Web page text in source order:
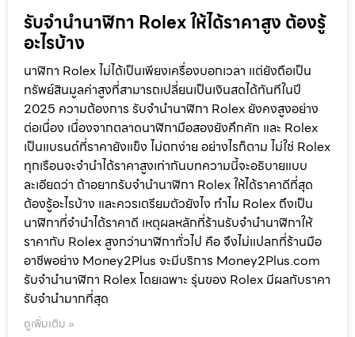
รับจำนำนาฬิกา Rolex ให้ได้ราคาสูง ต้องรู้
อะไรบ้าง
นาฬิกา Rolex ไม่ได้เป็นเพียงเครื่องบอกเวลา แต่ยังถือเป็น
ทรัพย์สินมูลค่าสูงที่สามารถเปลี่ยนเป็นเงินสดได้ทันทีในปี
2025 ความต้องการ รับจำนำนาฬิกา Rolex ยังคงสูงอย่าง
ต่อเนื่อง เนื่องจากตลาดนาฬิกามือสองยังคึกคัก และ Rolex
เป็นแบรนด์ที่ราคายังแข็ง ไม่ตกง่าย อย่างไรก็ตาม ไม่ใช่ Rolex
ทุกเรือนจะจำนำได้ราคาสูงเท่ากันบทความนี้จะอธิบายแบบ
ละเอียดว่า ถ้าอยากรับจำนำนาฬิกา Rolex ให้ได้ราคาดีที่สุด
ต้องรู้อะไรบ้าง และควรเตรียมตัวยังไง ทำไม Rolex ถึงเป็น
นาฬิกาที่จำนำได้ราคาดี เหตุผลหลักที่ร้านรับจำนำนาฬิกาให้
ราคากับ Rolex สูงกว่านาฬิกาทั่วไป คือ จึงไม่แปลกที่ร้านมือ
อาชีพอย่าง Money2Plus จะมีบริการ Money2Plus.com
รับจำนำนาฬิกา Rolex โดยเฉพาะ รุ่นของ Rolex มีผลกับราคา
รับจำนำมากที่สุด
ดูเพิ่มเติม »